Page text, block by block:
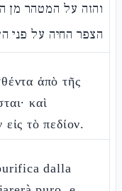
והזה על המטהר מן
הצפר החיה על פני
ἀπὸ τῆς
καὶ
τὸ πεδίον.
dalla